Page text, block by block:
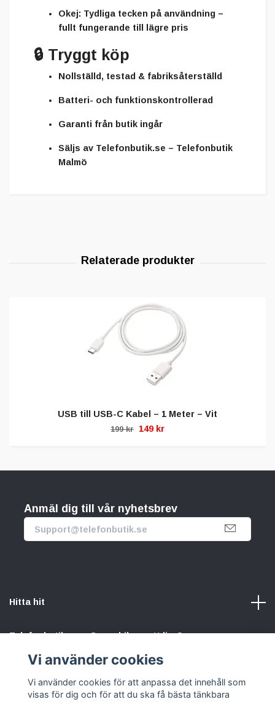
Okej: Tydliga tecken på användning –
fullt fungerande till lägre pris
🔒 Tryggt köp
Nollställd, testad & fabriksåterställd
Batteri- och funktionskontrollerad
Garanti från butik ingår
Säljs av Telefonbutik.se – Telefonbutik
Malmö
USB till USB-C Kabel – 1 Meter – Vit
199 kr 149 kr
Anmäl dig till vår nyhetsbrev
Hitta hit
Telefonbutik.se – Ge mobilen nytt liv. Spara pengar.
Sociala medier
Vi använder cookies
Vi använder cookies för att anpassa det innehåll som
visas för dig och för att du ska få bästa tänkbara